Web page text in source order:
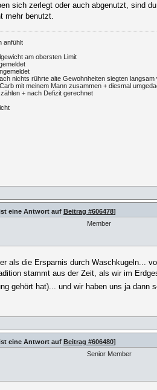
sich zerlegt oder auch abgenutzt, sind
mehr benutzt.
anfühlt
am obersten Limit
nichts rührte alte Gewohnheiten siegten
mit meinem Mann zusammen + diesmal
+ nach Defizit gerechnet
eine Antwort auf Beitrag #606478]
Member
als die Ersparnis durch Waschkugeln...
stammt aus der Zeit, als wir im
gehört hat)... und wir haben uns ja dann
eine Antwort auf Beitrag #606480]
Senior Member